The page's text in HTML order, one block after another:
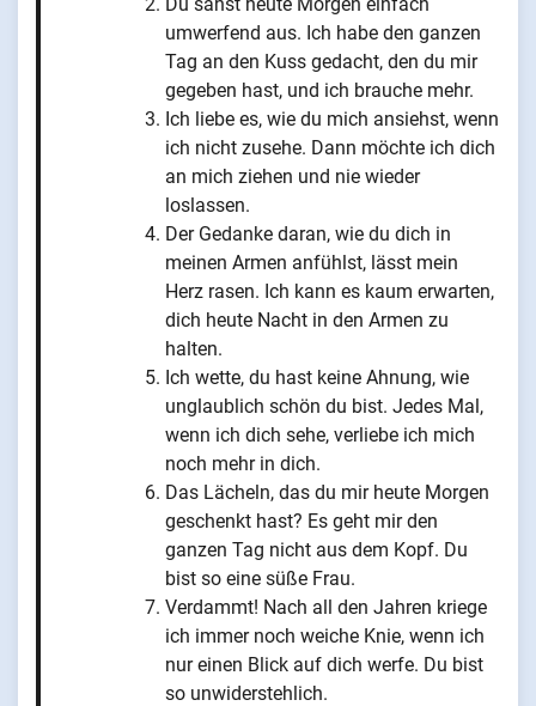
umwerfend aus. Ich habe den ganzen
Tag an den Kuss gedacht, den du mir
gegeben hast, und ich brauche mehr.
Ich liebe es, wie du mich ansiehst, wenn
ich nicht zusehe. Dann möchte ich dich
an mich ziehen und nie wieder
loslassen.
Der Gedanke daran, wie du dich in
meinen Armen anfühlst, lässt mein
Herz rasen. Ich kann es kaum erwarten,
dich heute Nacht in den Armen zu
halten.
Ich wette, du hast keine Ahnung, wie
unglaublich schön du bist. Jedes Mal,
wenn ich dich sehe, verliebe ich mich
noch mehr in dich.
Das Lächeln, das du mir heute Morgen
geschenkt hast? Es geht mir den
ganzen Tag nicht aus dem Kopf. Du
bist so eine süße Frau.
Verdammt! Nach all den Jahren kriege
ich immer noch weiche Knie, wenn ich
nur einen Blick auf dich werfe. Du bist
so unwiderstehlich.